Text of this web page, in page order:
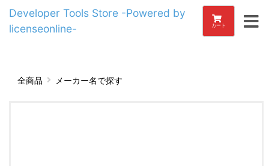
Developer Tools Store -Powered by
licenseonline-
カート
全商品 メーカー名で探す